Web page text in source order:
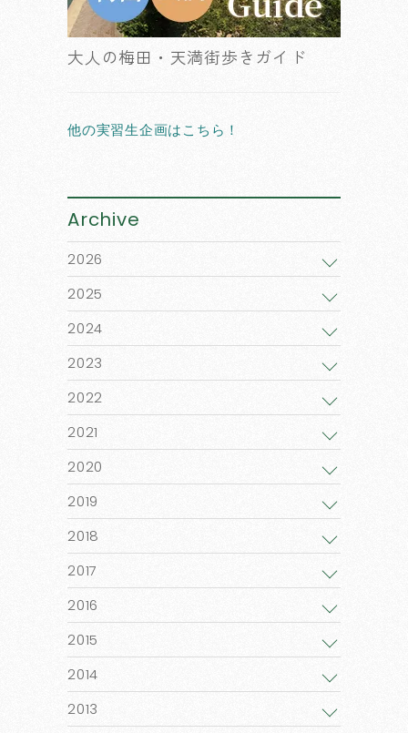
大人の梅田・天満街歩きガイド
他の実習生企画はこちら！
Archive
2026
2025
2024
2023
2022
2021
2020
2019
2018
2017
2016
2015
2014
2013